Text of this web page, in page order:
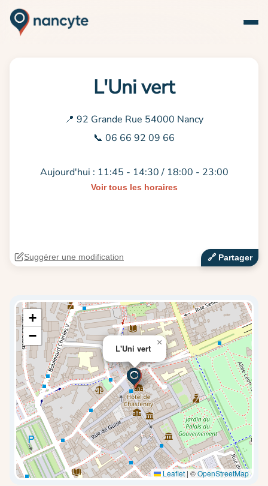
L'Uni vert
📍 92 Grande Rue 54000 Nancy
📞 06 66 92 09 66
Aujourd'hui : 11:45 - 14:30 / 18:00 - 23:00
Voir tous les horaires
🔗‍️ Partager
Suggérer une modification
L'Uni vert
×
+
−
Leaflet | ©OpenStreetMap